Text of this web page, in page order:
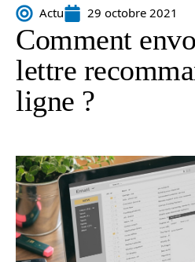
Actu 29 octobre 2021
Comment
lettre
ligne ?